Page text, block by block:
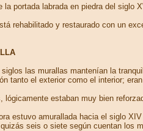
la portada labrada en piedra del siglo
rehabilitado y restaurado con un
siglos las murallas mantenían la
tanto el exterior como el interior;
lógicamente estaban muy bien
estuvo amurallada hacia el siglo
seis o siete según cuentan los